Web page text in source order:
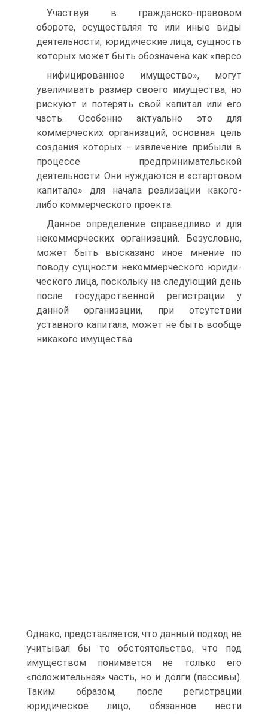
Участвуя в гражданско-правовом
обороте, осуществляя те или иные виды
дея­тельности, юридические лица, сущность
которых может быть обозначена как «персо­
нифицированное имущество», могут
увеличивать размер своего имущества, но
риску­ют и потерять свой капитал или его
часть. Особенно актуально это для
коммерческих организаций, основная цель
создания которых - извлечение прибыли в
процессе пред­принимательской
деятельности. Они нуждаются в «стартовом
капитале» для начала реализации какого-
либо коммерческого проекта.
Данное определение справедливо и для
некоммерческих организаций. Безуслов­но,
может быть высказано иное мнение по
поводу сущности некоммерческого юриди­
ческого лица, поскольку на следующий день
после государственной регистрации у
данной организации, при отсутствии
уставного капитала, может не быть вообще
ника­кого имущества.
Однако, представляется, что данный подход не
учитывал бы то об­стоятельство, что под
имуществом понимается не только его
«положительная» часть, но и долги (пассивы).
Таким образом, после регистрации
юридическое лицо, обязанное нести